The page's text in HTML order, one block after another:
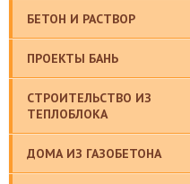
БЕТОН И РАСТВОР
ПРОЕКТЫ БАНЬ
СТРОИТЕЛЬСТВО ИЗ
ТЕПЛОБЛОКА
ДОМА ИЗ ГАЗОБЕТОНА